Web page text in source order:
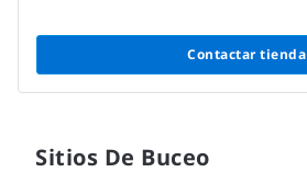
Contactar tienda
Sitios De Buceo